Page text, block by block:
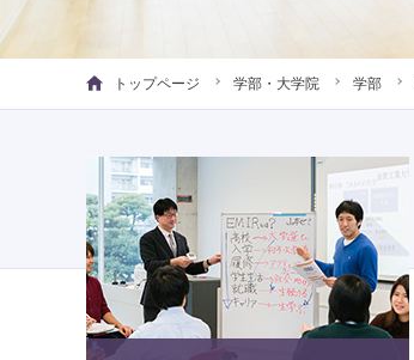
トップページ 学部・大学院 学部